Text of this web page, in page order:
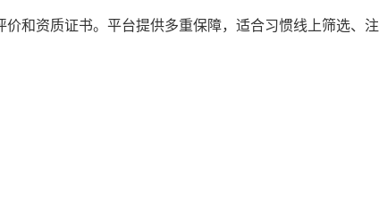
和资质证书。平台提供多重保障，适合习惯线上筛选、注